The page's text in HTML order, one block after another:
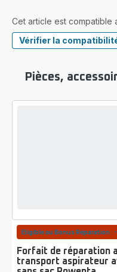
Cet article est compatible
Vérifier la
Pièces,
Eligible au Bonus Réparation :
Forfait de réparation
transport aspirateur